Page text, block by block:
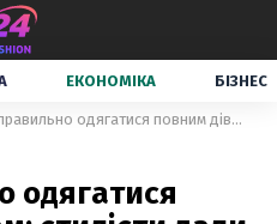
ЕКОНОМІКА БІЗНЕС
Який правильно одягатися повним дівчатам: стилісти дали важливі поради
одягатися